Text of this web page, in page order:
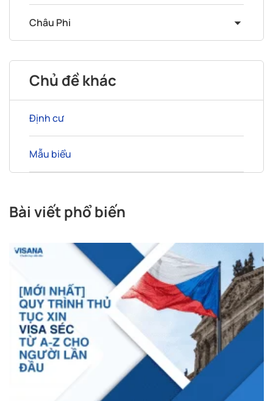
Châu Phi
Chủ đề khác
Định cư
Mẫu biểu
Bài viết phổ biến